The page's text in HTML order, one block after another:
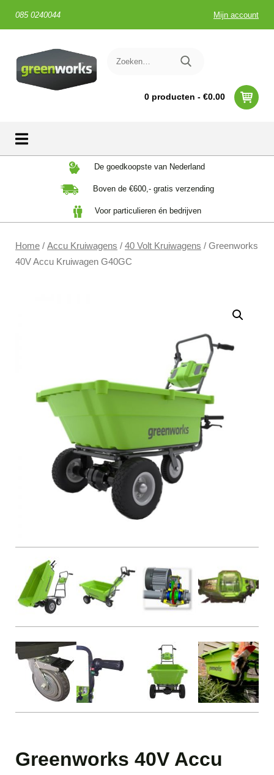
085 0240044 Mijn account
0 producten - €0.00
De goedkoopste van Nederland
Boven de €600,- gratis verzending
Voor particulieren én bedrijven
Home / Accu Kruiwagens / 40 Volt Kruiwagens / Greenworks
40V Accu Kruiwagen G40GC
Greenworks 40V Accu